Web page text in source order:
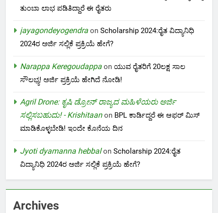
ತುಂಬಾ ಲಾಭ ಪಡಿತಿದ್ದಾರೆ ಈ ರೈತರು
jayagondeyogendra on Scholarship 2024:ರೈತ ವಿದ್ಯಾನಿಧಿ
2024ರ ಅರ್ಜಿ ಸಲ್ಲಿಕೆ ಪ್ರಕ್ರಿಯೆ ಹೇಗೆ?
Narappa Keregoudappa on ಯುವ ರೈತರಿಗೆ 20ಲಕ್ಷ ಸಾಲ
ಸೌಲಭ್ಯ! ಅರ್ಜಿ ಪ್ರಕ್ರಿಯೆ ಹೇಗಿದೆ ನೋಡಿ!
Agril Drone: ಕೃಷಿ ಡ್ರೋನ್ ರಾಜ್ಯದ ಮಹಿಳೆಯರು ಅರ್ಜಿ
ಸಲ್ಲಿಸಬಹುದು! - Krishitaanon BPL ಕಾರ್ಡಿದ್ದರೆ ಈ ಆಫರ್ ಮಿಸ್
ಮಾಡಿಕೊಳ್ಳಬೇಡಿ! ಇಂದೇ ಕೊನೆಯ ದಿನ
Jyoti dyamanna hebbalon Scholarship 2024:ರೈತ
ವಿದ್ಯಾನಿಧಿ 2024ರ ಅರ್ಜಿ ಸಲ್ಲಿಕೆ ಪ್ರಕ್ರಿಯೆ ಹೇಗೆ?
Archives